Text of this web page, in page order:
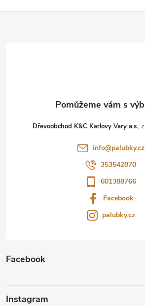
Dřevoobchod K&C Karlovy Vary a.s.
info@palubky.cz
353542070
601388766
Facebook
palubky.cz
Facebook
Instagram